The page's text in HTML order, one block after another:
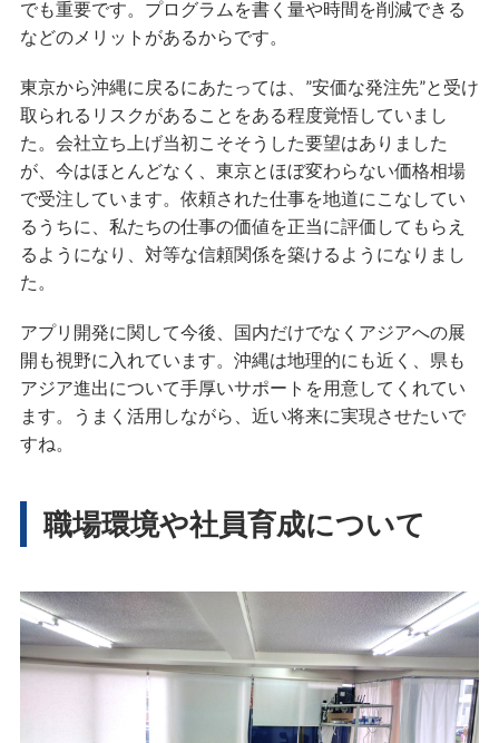
でも重要です。プログラムを書く量や時間を削減できる
などのメリットがあるからです。
東京から沖縄に戻るにあたっては、”安価な発注先”と受け
取られるリスクがあることをある程度覚悟していまし
た。会社立ち上げ当初こそそうした要望はありました
が、今はほとんどなく、東京とほぼ変わらない価格相場
で受注しています。依頼された仕事を地道にこなしてい
るうちに、私たちの仕事の価値を正当に評価してもらえ
るようになり、対等な信頼関係を築けるようになりまし
た。
アプリ開発に関して今後、国内だけでなくアジアへの展
開も視野に入れています。沖縄は地理的にも近く、県も
アジア進出について手厚いサポートを用意してくれてい
ます。うまく活用しながら、近い将来に実現させたいで
すね。
職場環境や社員育成について